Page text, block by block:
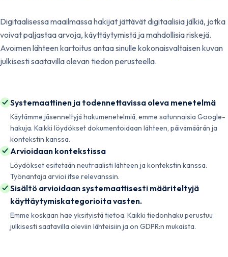
Digitaalisessa maailmassa hakijat jättävät digitaalisia jälkiä, jotka
voivat paljastaa arvoja, käyttäytymistä ja mahdollisia riskejä.
Avoimen lähteen kartoitus antaa sinulle kokonaisvaltaisen kuvan
julkisesti saatavilla olevan tiedon perusteella.
Systemaattinen ja todennettavissa oleva menetelmä
Käytämme jäsenneltyjä hakumenetelmiä, emme satunnaisia Google-
hakuja. Kaikki löydökset dokumentoidaan lähteen, päivämäärän ja
kontekstin kanssa.
Arvioidaan kontekstissa
Löydökset esitetään neutraalisti lähteen ja kontekstin kanssa.
Työnantaja arvioi itse relevanssin.
Sisältö arvioidaan systemaattisesti määriteltyjä
käyttäytymiskategorioita vasten.
Emme koskaan hae yksityistä tietoa. Kaikki tiedonhaku perustuu
julkisesti saatavilla oleviin lähteisiin ja on GDPR:n mukaista.